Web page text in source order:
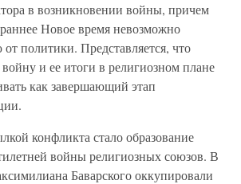
в возникновении войны, причем
Новое время невозможно
политики. Представляется, что
и ее итоги в религиозном плане
как завершающий этап
конфликта стало образование
войны религиозных союзов. В
Баварского оккупировали